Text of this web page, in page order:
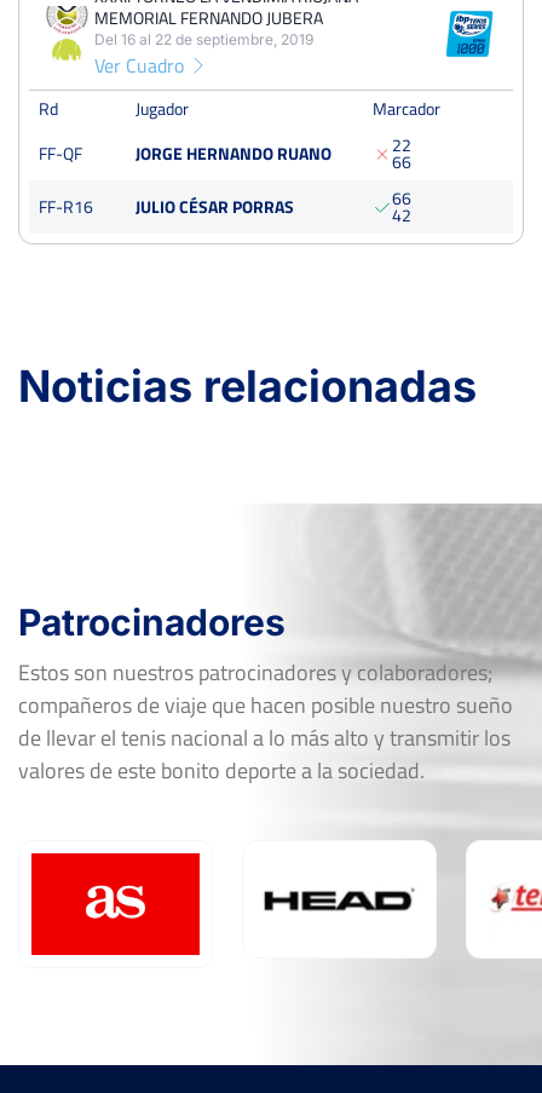
MEMORIAL FERNANDO JUBERA
Del 16 al 22 de septiembre, 2019
Ver Cuadro
Rd Jugador
Marcador
FF-QF
JORGE HERNANDO RUANO 2
6
2
6
FF-R16
JULIO CÉSAR PORRAS 6
4
6
2
Noticias relacionadas
Patrocinadores
Estos son nuestros patrocinadores y colaboradores;
compañeros de viaje que hacen posible nuestro sueño
de llevar el tenis nacional a lo más alto y transmitir los
valores de este bonito deporte a la sociedad.